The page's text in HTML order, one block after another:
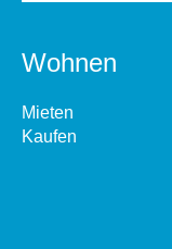
Wohnen
Mieten
Kaufen